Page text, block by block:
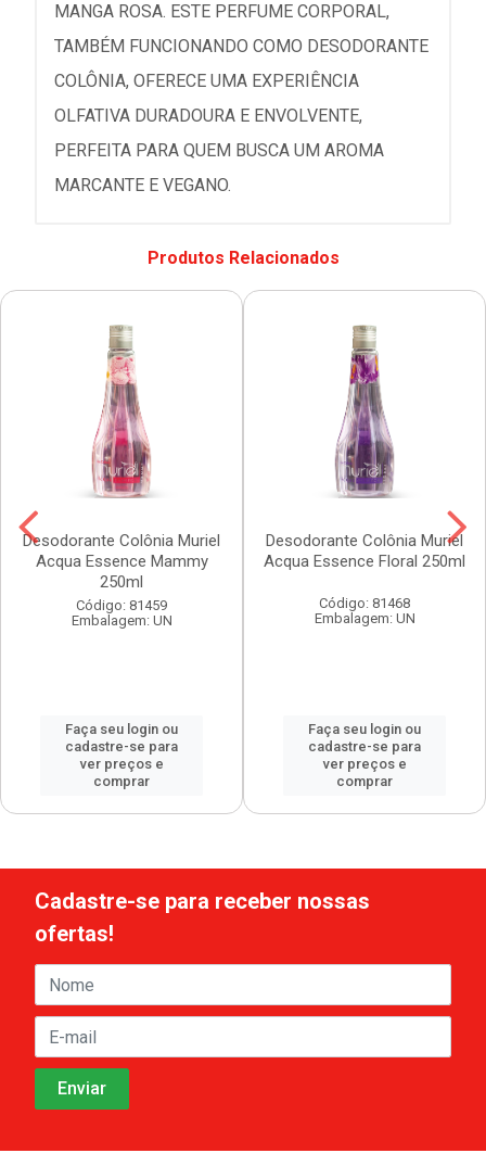
MANGA ROSA. ESTE PERFUME CORPORAL,
TAMBÉM FUNCIONANDO COMO DESODORANTE
COLÔNIA, OFERECE UMA EXPERIÊNCIA
OLFATIVA DURADOURA E ENVOLVENTE,
PERFEITA PARA QUEM BUSCA UM AROMA
MARCANTE E VEGANO.
Produtos Relacionados
Desodorante Colônia Muriel
Acqua Essence Mammy
250ml
Código: 81459
Embalagem: UN
Faça seu login ou
cadastre-se para
ver preços e
comprar
Desodorante Colônia Muriel
Acqua Essence Floral 250ml
Código: 81468
Embalagem: UN
Faça seu login ou
cadastre-se para
ver preços e
comprar
Cadastre-se para receber nossas
ofertas!